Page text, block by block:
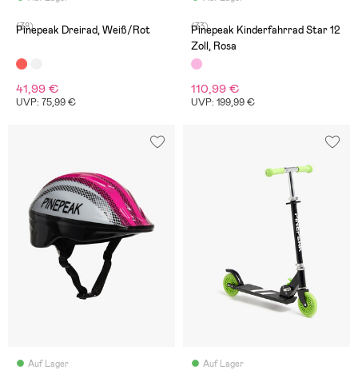
(38)
Pinepeak Dreirad, Weiß/Rot
41,99 €
UVP: 75,99 €
(33)
Pinepeak Kinderfahrrad Star 12
Zoll, Rosa
110,99 €
UVP: 199,99 €
Auf Lager Auf Lager